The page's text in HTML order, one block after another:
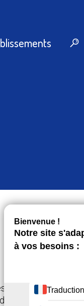
concerts dans des
fin d'année.